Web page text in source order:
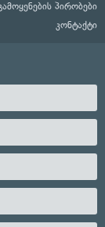
პირობები
კონტაქტი